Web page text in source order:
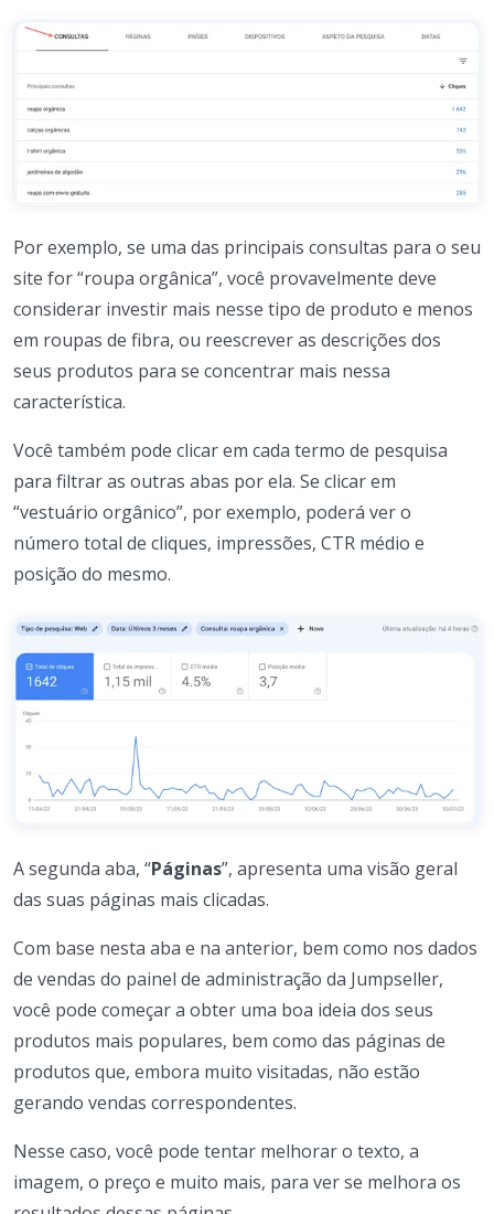
Por exemplo, se uma das principais consultas para o seu
site for “roupa orgânica”, você provavelmente deve
considerar investir mais nesse tipo de produto e menos
em roupas de fibra, ou reescrever as descrições dos
seus produtos para se concentrar mais nessa
característica.
Você também pode clicar em cada termo de pesquisa
para filtrar as outras abas por ela. Se clicar em
“vestuário orgânico”, por exemplo, poderá ver o
número total de cliques, impressões, CTR médio e
posição do mesmo.
A segunda aba, “Páginas”, apresenta uma visão geral
das suas páginas mais clicadas.
Com base nesta aba e na anterior, bem como nos dados
de vendas do painel de administração da Jumpseller,
você pode começar a obter uma boa ideia dos seus
produtos mais populares, bem como das páginas de
produtos que, embora muito visitadas, não estão
gerando vendas correspondentes.
Nesse caso, você pode tentar melhorar o texto, a
imagem, o preço e muito mais, para ver se melhora os